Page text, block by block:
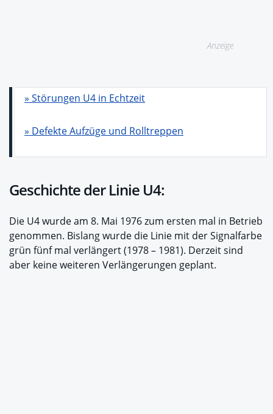
Anzeige
» Störungen U4 in Echtzeit
» Defekte Aufzüge und Rolltreppen
Geschichte der Linie U4:
Die U4 wurde am 8. Mai 1976 zum ersten mal in Betrieb
genommen. Bislang wurde die Linie mit der Signalfarbe
grün fünf mal verlängert (1978 – 1981). Derzeit sind
aber keine weiteren Verlängerungen geplant.